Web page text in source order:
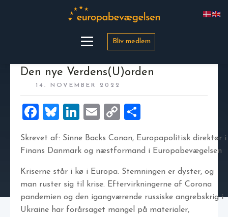
Bliv medlem
Den nye Verdens(U)orden
14. NOVEMBER 2022
Facebook
Bluesky
LinkedIn
EmailCopy
Skrevet af: Sinne Backs Conan, Europapolitisk direktør i
Finans Danmark og næstformand i Europabevægelsen
Kriserne står i kø i Europa. Stemningen er dyster, og
man ruster sig til krise. Eftervirkningerne af Corona
pandemien og den igangværende russiske angrebskrig i
Ukraine har forårsaget mangel på materialer,